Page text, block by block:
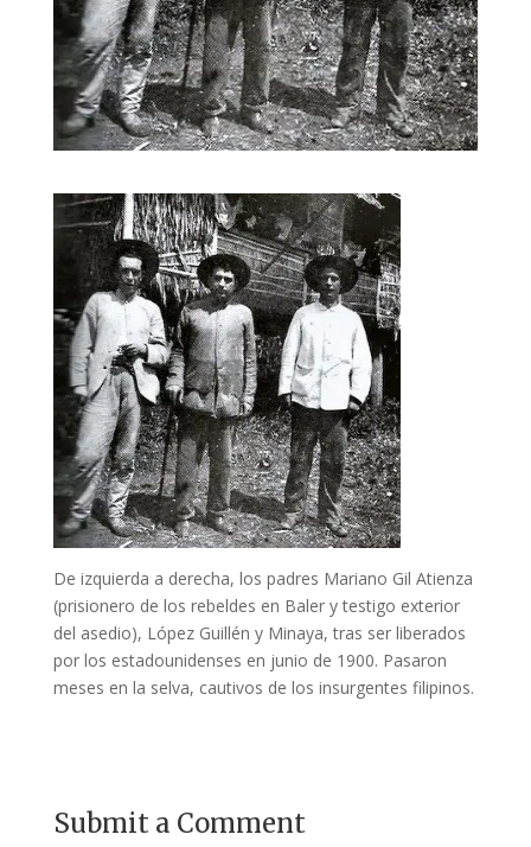
De izquierda a derecha, los padres Mariano Gil Atienza
(prisionero de los rebeldes en Baler y testigo exterior
del asedio), López Guillén y Minaya, tras ser liberados
por los estadounidenses en junio de 1900. Pasaron
meses en la selva, cautivos de los insurgentes filipinos.
Submit a Comment